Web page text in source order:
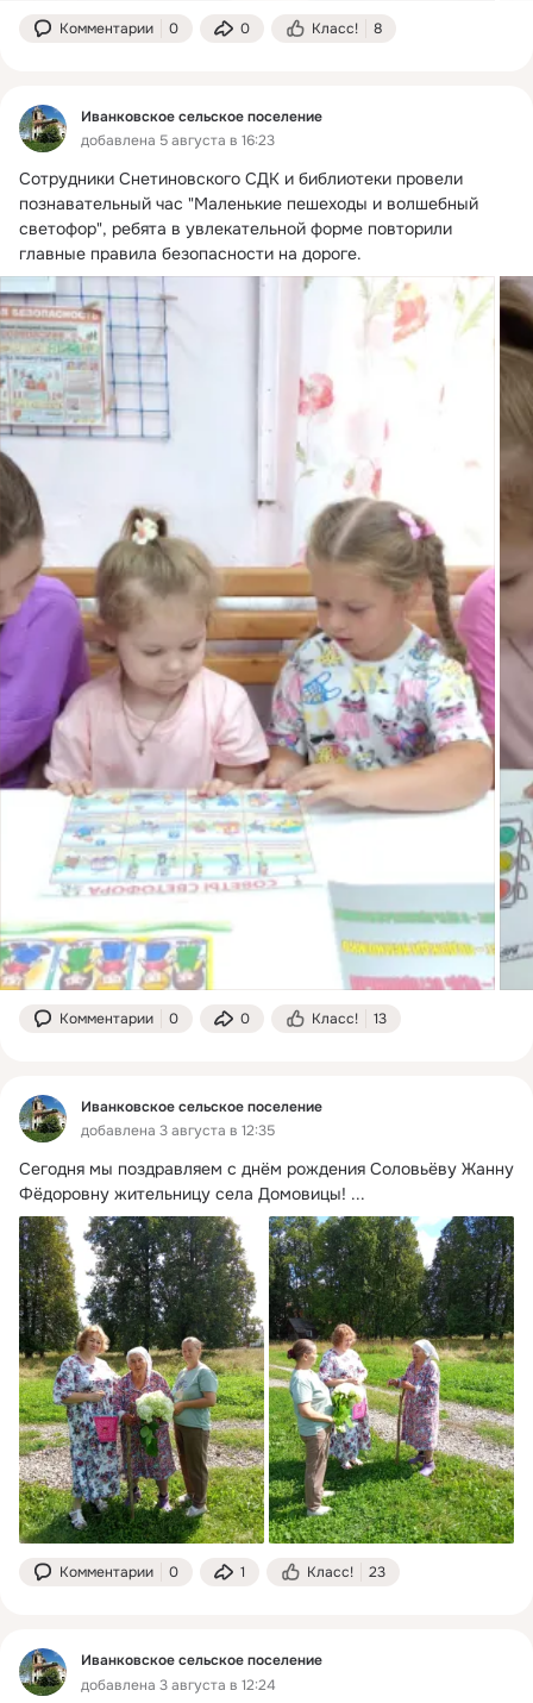
Комментарии 0 0 Класс! 8
Иванковское сельское поселение
добавлена 5 августа в 16:23
Сотрудники Снетиновского СДК и библиотеки провели
познавательный час "Маленькие пешеходы и волшебный
светофор", ребята в увлекательной форме повторили
главные правила безопасности на дороге.
Комментарии 0 0 Класс! 13
Иванковское сельское поселение
добавлена 3 августа в 12:35
Сегодня мы поздравляем с днём рождения Соловьёву Жанну
Фёдоровну жительницу села Домовицы! ...
Комментарии 0 1 Класс! 23
Иванковское сельское поселение
добавлена 3 августа в 12:24